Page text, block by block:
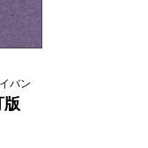
バン